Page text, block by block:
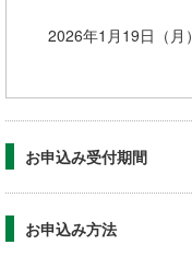
2026年1月19日（月）
お申込み受付期間
お申込み方法